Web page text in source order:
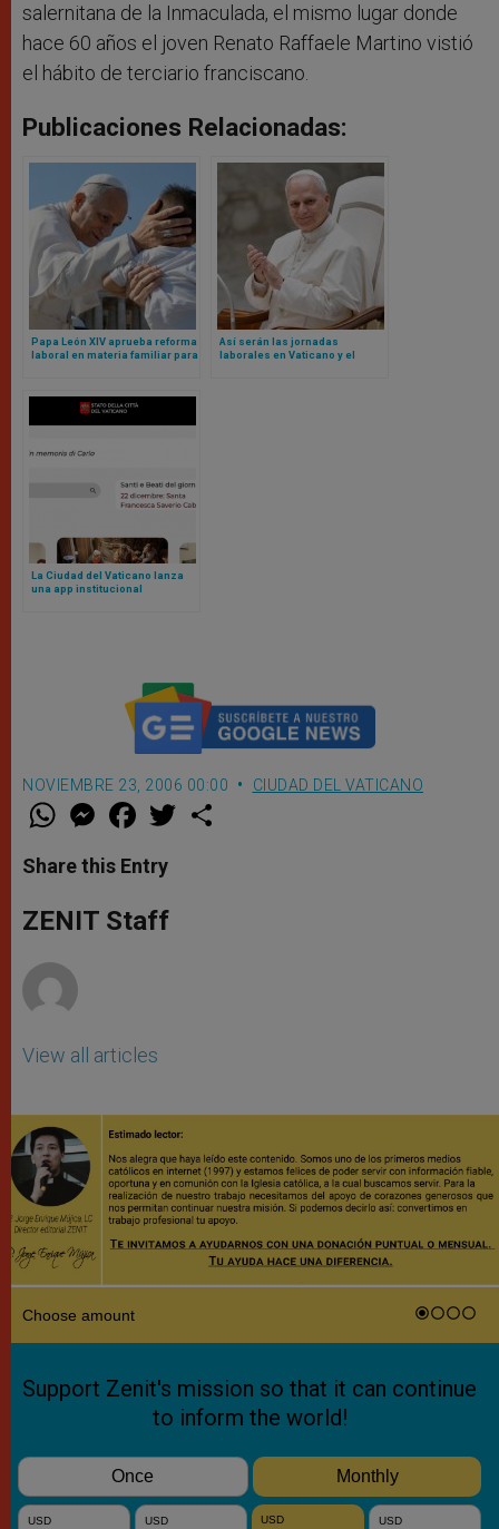
salernitana de la Inmaculada, el mismo lugar donde
hace 60 años el joven Renato Raffaele Martino vistió
el hábito de terciario franciscano.
Publicaciones Relacionadas:
Papa León XIV aprueba reforma
laboral en materia familiar para
Así serán las jornadas
laborales en Vaticano y el
La Ciudad del Vaticano lanza
una app institucional
NOVIEMBRE 23, 2006 00:00 CIUDAD DEL VATICANO
W
t
s
p
p
M
e
s
e
g
e
F
a
e
b
o
k
w
Share this Entry
ZENIT Staff
View all articles